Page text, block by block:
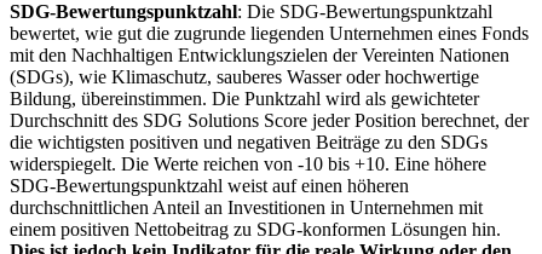
SDG-Bewertungspunktzahl: Die SDG-Bewertungspunktzahl
bewertet, wie gut die zugrunde liegenden Unternehmen eines Fonds
mit den Nachhaltigen Entwicklungszielen der Vereinten Nationen
(SDGs), wie Klimaschutz, sauberes Wasser oder hochwertige
Bildung, übereinstimmen. Die Punktzahl wird als gewichteter
Durchschnitt des SDG Solutions Score jeder Position berechnet, der
die wichtigsten positiven und negativen Beiträge zu den SDGs
widerspiegelt. Die Werte reichen von -10 bis +10. Eine höhere
SDG-Bewertungspunktzahl weist auf einen höheren
durchschnittlichen Anteil an Investitionen in Unternehmen mit
einem positiven Nettobeitrag zu SDG-konformen Lösungen hin.